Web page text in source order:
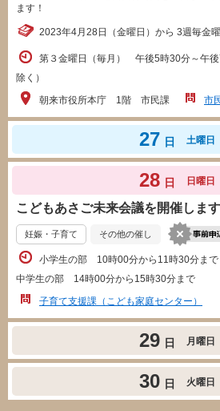
ます！
2023年4月28日（金曜日）から 3週毎金曜
第３金曜日（毎月） 午後5時30分～午
除く）
朝来市役所本庁 1階 市民課
市
27 日 土曜日
28 日 日曜日
こどもあさご未来会議を開催します
妊娠・子育て その他の催し
小学生の部 10時00分から11時30分まで
中学生の部 14時00分から15時30分まで
子育て支援課（こども家庭センター）
29 日 月曜日
30 日 火曜日